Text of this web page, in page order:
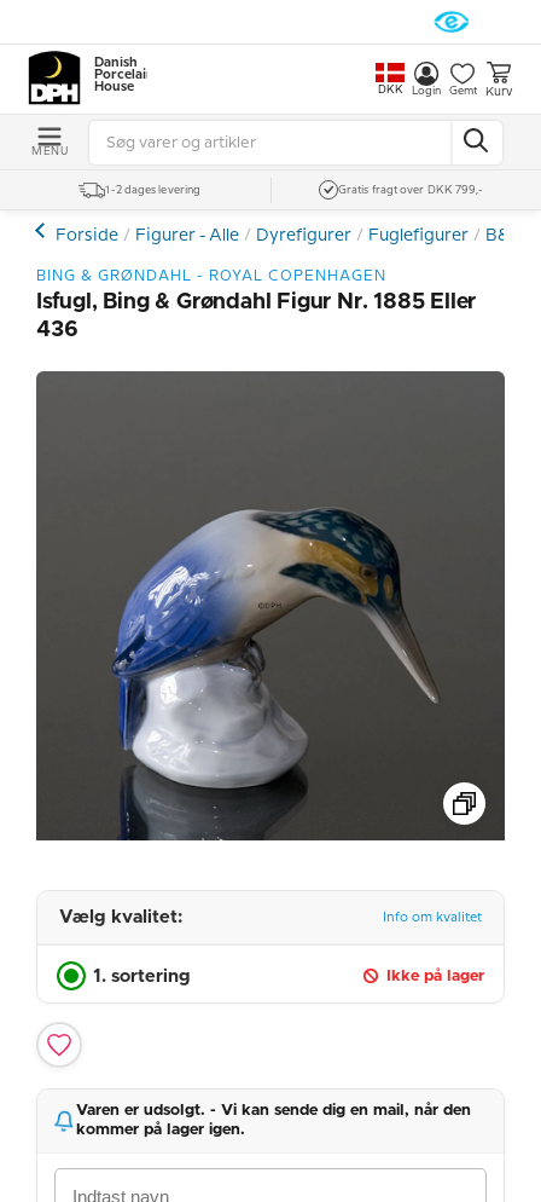
Danish
Porcelain
House
DKK Login Gemt Kurv
MENU
1-2 dages levering Gratis fragt over DKK 799,-
Forside Figurer - Alle Dyrefigurer Fuglefigurer B&G -
BING & GRØNDAHL - ROYAL COPENHAGEN
Isfugl, Bing & Grøndahl Figur Nr. 1885 Eller
436
Vælg kvalitet: Info om kvalitet
1. sortering Ikke på lager
Varen er udsolgt. - Vi kan sende dig en mail, når den
kommer på lager igen.